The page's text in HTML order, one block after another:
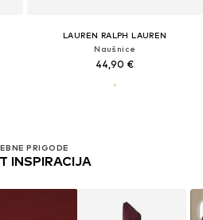
LAUREN RALPH LAUREN
Naušnice
44,90 €
PRIGODE
INSPIRACIJA